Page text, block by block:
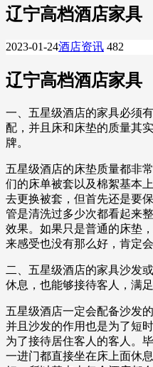
辽宁高档酒店家具
2023-01-24酒店资讯 482
辽宁高档酒店家具
一、五星级酒店的家具必须
配，并且床和床垫的质量其
牌。
五星级酒店的床垫质量都非
们的床单被套以及棉絮基本
去更换被套，但首先还是要
管是清洗过多少次都看起来
效果。如果只是普通的床垫
来感受也没有那么好，肯定
二、五星级酒店的家具沙发
休息，也能够接待客人，满
五星级酒店一定会配备沙发
并且沙发的作用也是为了短
为了接待居住客人的客人。
一进门都直接坐在床上面休